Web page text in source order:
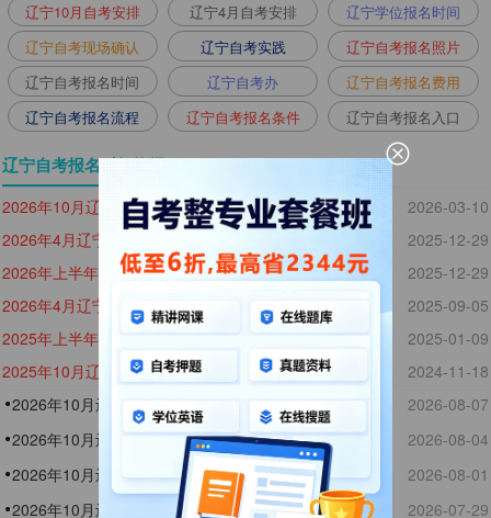
辽宁10月自考安排 辽宁4月自考安排
辽宁学位报名时间
辽宁自考现场确认
辽宁自考实践
辽宁自考报名照片
辽宁自考报名时间
辽宁自考办
辽宁自考报名费用
辽宁自考报名流程
辽宁自考报名条件 辽宁自考报名入口
辽宁自考报名时间资讯
2026年10月辽宁自考报名时间
2026-03-10
2026年4月辽宁自考报名时间3月2日至3月9日
2025-12-29
2026年上半年辽宁自考报考简章
2025-12-29
2026年4月辽宁自考报名时间
2025-09-05
2025年上半年辽宁自考实践课报名时间
2025-01-09
2025年10月辽宁自考报名时间
2024-11-18
2026年10月辽宁自考环境设计本科报名时间
2026-08-07
2026年10月辽宁自考学前教育本科报名时间
2026-08-04
2026年10月辽宁自考汽车服务工程本科报名时间
2026-08-01
2026年10月辽宁自考电子商务本科报名时间
2026-07-29